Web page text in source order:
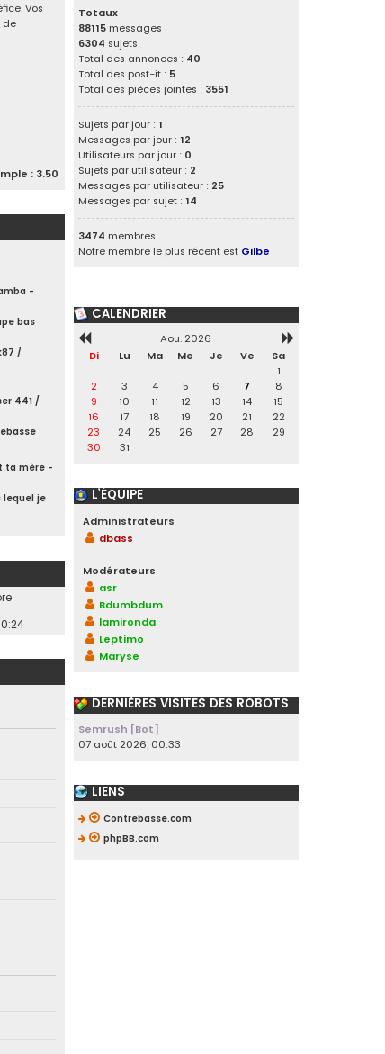
Vos
de
: 3.50
-
bas
/
441 /
ta mère -
lequel je
Totaux
88115 messages
6304 sujets
Total des annonces : 40
Total des post-it : 5
Total des pièces jointes : 3551
Sujets par jour : 1
Messages par jour : 12
Utilisateurs par jour : 0
Sujets par utilisateur : 2
Messages par utilisateur : 25
Messages par sujet : 14
3474 membres
Notre membre le plus récent est Gilbe
CALENDRIER
Aou. 2026
Di
Lu Ma Me Je Ve
Sa
1
2
3 4 5 6 7
8
9
10 11 12 13 14
15
16
17 18 19 20 21
22
23
24 25 26 27 28
29
30
31
L’ÉQUIPE
Administrateurs
dbass
Modérateurs
asr
Bdumbdum
lamironda
Leptimo
Maryse
DERNIÈRES VISITES DES ROBOTS
Semrush [Bot]
07 août 2026, 00:33
LIENS
Contrebasse.com
phpBB.com